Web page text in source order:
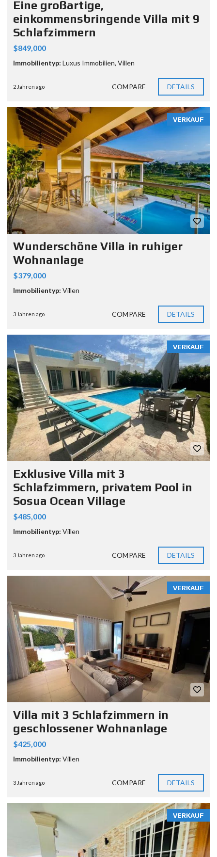
Eine großartige,
einkommensbringende Villa mit 9
Schlafzimmern
$849,000
Immobilientyp: Luxus Immobilien, Villen
2 Jahren ago COMPARE DETAILS
VERKAUF
Wunderschöne Villa in ruhiger
Wohnanlage
$379,000
Immobilientyp: Villen
3 Jahren ago COMPARE DETAILS
VERKAUF
Exklusive Villa mit 3
Schlafzimmern, privatem Pool in
Sosua Ocean Village
$485,000
Immobilientyp: Villen
3 Jahren ago COMPARE DETAILS
VERKAUF
Villa mit 3 Schlafzimmern in
geschlossener Wohnanlage
$425,000
Immobilientyp: Villen
3 Jahren ago COMPARE DETAILS
VERKAUF